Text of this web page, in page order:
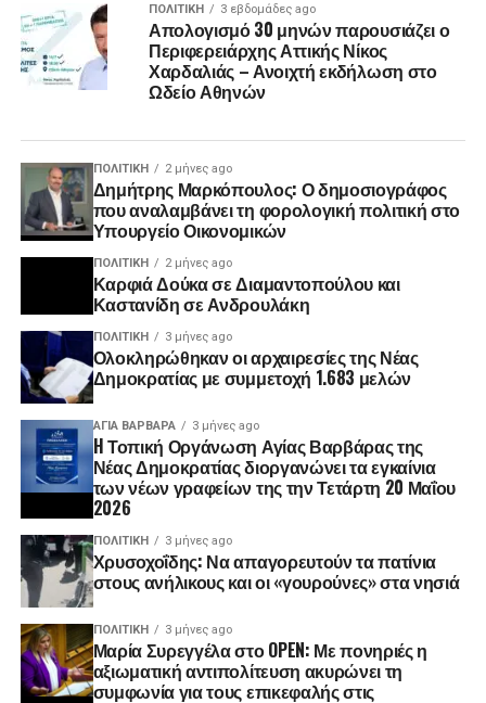
ΠΟΛΙΤΙΚΉ 3 εβδομάδες ago
Απολογισμό 30 μηνών παρουσιάζει ο
Περιφερειάρχης Αττικής Νίκος
Χαρδαλιάς – Ανοιχτή εκδήλωση στο
Ωδείο Αθηνών
ΠΟΛΙΤΙΚΉ 2 μήνες ago
Δημήτρης Μαρκόπουλος: Ο δημοσιογράφος
που αναλαμβάνει τη φορολογική πολιτική στο
Υπουργείο Οικονομικών
ΠΟΛΙΤΙΚΉ 2 μήνες ago
Καρφιά Δούκα σε Διαμαντοπούλου και
Καστανίδη σε Ανδρουλάκη
ΠΟΛΙΤΙΚΉ 3 μήνες ago
Ολοκληρώθηκαν οι αρχαιρεσίες της Νέας
Δημοκρατίας με συμμετοχή 1.683 μελών
ΑΓΙΑ ΒΑΡΒΑΡΑ 3 μήνες ago
H Τοπική Οργάνωση Αγίας Βαρβάρας της
Νέας Δημοκρατίας διοργανώνει τα εγκαίνια
των νέων γραφείων της την Τετάρτη 20 Μαΐου
2026
ΠΟΛΙΤΙΚΉ 3 μήνες ago
Χρυσοχοΐδης: Να απαγορευτούν τα πατίνια
στους ανήλικους και οι «γουρούνες» στα νησιά
ΠΟΛΙΤΙΚΉ 3 μήνες ago
Μαρία Συρεγγέλα στο OPEN: Με πονηριές η
αξιωματική αντιπολίτευση ακυρώνει τη
συμφωνία για τους επικεφαλής στις